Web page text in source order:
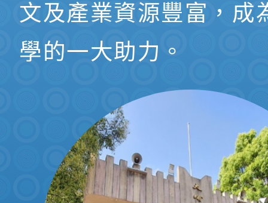
文及產業資源豐富，成
學的一大助力。